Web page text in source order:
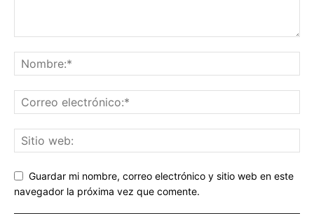
Guardar mi nombre, correo electrónico y sitio web en este
navegador la próxima vez que comente.